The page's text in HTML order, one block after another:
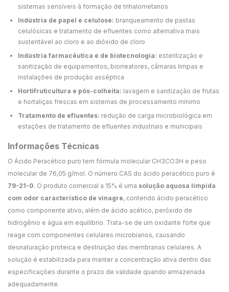
sistemas sensíveis à formação de trihalometanos
Indústria de papel e celulose: branqueamento de pastas
celulósicas e tratamento de efluentes como alternativa mais
sustentável ao cloro e ao dióxido de cloro
Indústria farmacêutica e de biotecnologia: esterilização e
sanitização de equipamentos, biorreatores, câmaras limpas e
instalações de produção asséptica
Hortifruticultura e pós-colheita: lavagem e sanitização de frutas
e hortaliças frescas em sistemas de processamento mínimo
Tratamento de efluentes: redução de carga microbiológica em
estações de tratamento de efluentes industriais e municipais
Informações Técnicas
O Ácido Peracético puro tem fórmula molecular CH3CO3H e peso
molecular de 76,05 g/mol. O número CAS do ácido peracético puro é
79-21-0. O produto comercial a 15% é uma solução aquosa límpida
com odor característico de vinagre, contendo ácido peracético
como componente ativo, além de ácido acético, peróxido de
hidrogênio e água em equilíbrio. Trata-se de um oxidante forte que
reage com componentes celulares microbianos, causando
desnaturação proteica e destruição das membranas celulares. A
solução é estabilizada para manter a concentração ativa dentro das
especificações durante o prazo de validade quando armazenada
adequadamente.